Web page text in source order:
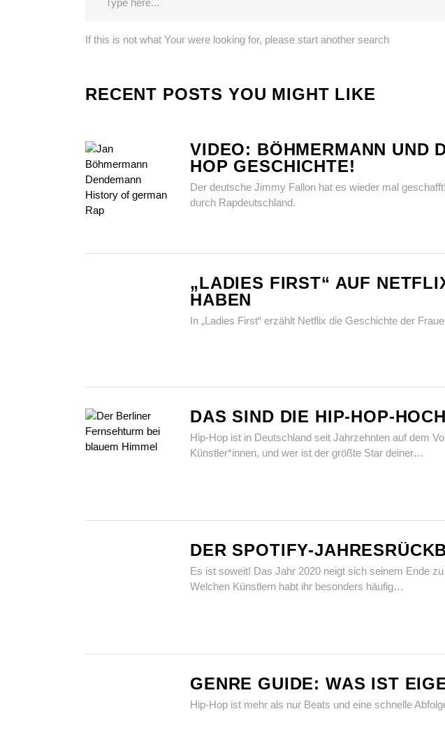
If this is not what Your were looking for, please start another search
RECENT POSTS YOU MIGHT LIKE
VIDEO: BÖHMERMANN UND
HOP GESCHICHTE!
Der deutsche Jimmy Fallon hat es wieder mal
durch Rapdeutschland.
„LADIES FIRST“ AUF
HABEN
In „Ladies First“ erzählt Netflix die Geschichte der
DAS SIND DIE HIP-HOP-
Hip-Hop ist in Deutschland seit Jahrzehnten auf dem
Künstler*innen, und wer ist der größte Star deiner…
DER SPOTIFY-
Es ist soweit! Das Jahr 2020 neigt sich seinem Ende
Welchen Künstlern habt ihr besonders häufig…
GENRE GUIDE: WAS IST
Hip-Hop ist mehr als nur Beats und eine schnelle